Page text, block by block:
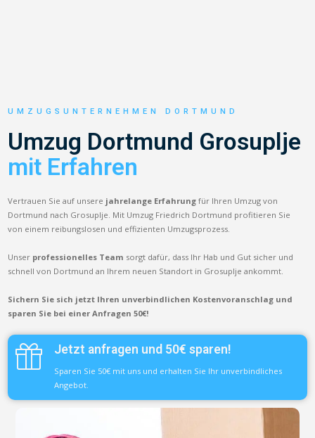
UMZUGSUNTERNEHMEN DORTMUND
Umzug Dortmund Grosuplje
mit Erfahren
Vertrauen Sie auf unsere jahrelange Erfahrung für Ihren Umzug von
Dortmund nach Grosuplje. Mit Umzug Friedrich Dortmund profitieren Sie
von einem reibungslosen und effizienten Umzugsprozess.
Unser professionelles Team sorgt dafür, dass Ihr Hab und Gut sicher und
schnell von Dortmund an Ihrem neuen Standort in Grosuplje ankommt.
Sichern Sie sich jetzt Ihren unverbindlichen Kostenvoranschlag und
sparen Sie bei einer Anfragen 50€!
Jetzt anfragen und 50€ sparen!
Sparen Sie 50€ mit uns und erhalten Sie Ihr unverbindliches
Angebot.